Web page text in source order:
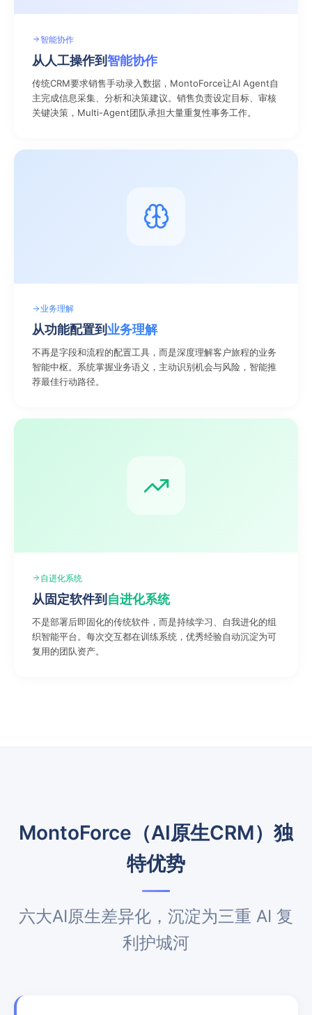
智能协作
从人工操作到智能协作
传统CRM要求销售手动录入数据，MontoForce让AI Agent自
主完成信息采集、分析和决策建议。销售负责设定目标、审核
关键决策，Multi-Agent团队承担大量重复性事务工作。
业务理解
从功能配置到 业务理解
不再是字段和流程的配置工具，而是深度理解客户旅程的业务
智能中枢。系统掌握业务语义，主动识别机会与风险，智能推
荐最佳行动路径。
自进化系统
从固定软件到 自进化系统
不是部署后即固化的传统软件，而是持续学习、自我进化的组
织智能平台。每次交互都在训练系统，优秀经验自动沉淀为可
复用的团队资产。
MontoForce（AI原生CRM）独
特优势
六大AI原生差异化，沉淀为三重 AI 复
利护城河